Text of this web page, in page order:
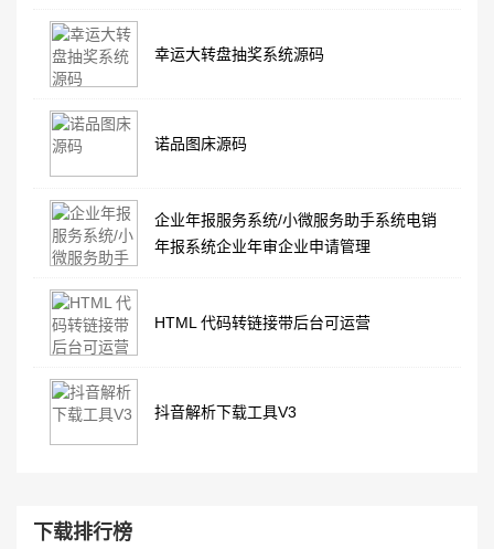
幸运大转盘抽奖系统源码
诺品图床源码
企业年报服务系统/小微服务助手系统电销
年报系统企业年审企业申请管理
HTML 代码转链接带后台可运营
抖音解析下载工具V3
下载排行榜